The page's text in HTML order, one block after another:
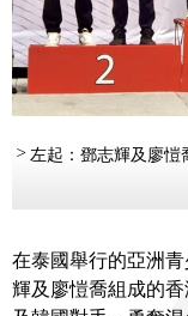
左起：鄧志輝及廖愷
在泰國舉行的亞洲
輝及廖愷喬組成的